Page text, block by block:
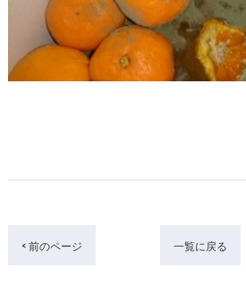
< 前のページ 一覧に戻る